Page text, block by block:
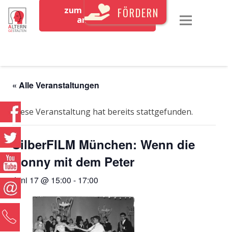
zum Newsletter
anmeldenFÖRDERN
« Alle Veranstaltungen
Diese Veranstaltung hat bereits stattgefunden.
SilberFILM München: Wenn die
Conny mit dem Peter
Juni 17 @ 15:00 - 17:00